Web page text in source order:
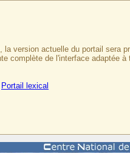
version actuelle du portail sera
complète de l'interface adaptée
Portail lexical